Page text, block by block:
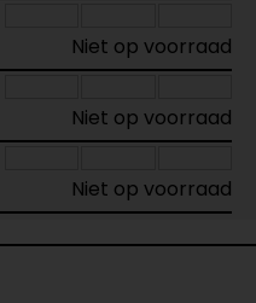
Niet op voorraad
Niet op voorraad
Niet op voorraad